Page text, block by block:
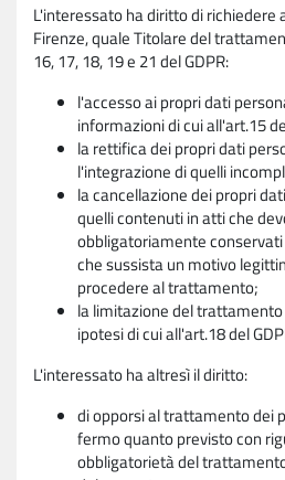
L'interessato ha diritto di richiedere
Firenze, quale Titolare del
16, 17, 18, 19 e 21 del GDPR:
l'accesso ai propri dati
informazioni di cui all'art.15
la rettifica dei propri dati
l'integrazione di quelli
la cancellazione dei propri
quelli contenuti in atti che
obbligatoriamente
che sussista un motivo
procedere al trattamento;
la limitazione del
ipotesi di cui all'art.18 del
L'interessato ha altresì il diritto:
di opporsi al trattamento dei
fermo quanto previsto con
obbligatorietà del